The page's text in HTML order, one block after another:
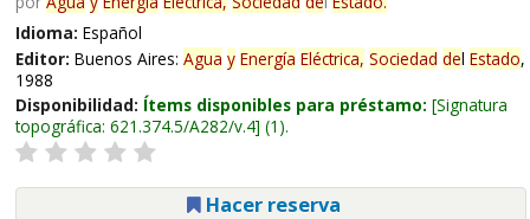
Idioma: Español
Editor: Buenos Aires: Agua y Energía Eléctrica, Sociedad del Estado,
1988
Disponibilidad: Ítems disponibles para préstamo: Signatura
topográfica: 621.374.5/A282/v.4 (1).
Hacer reserva